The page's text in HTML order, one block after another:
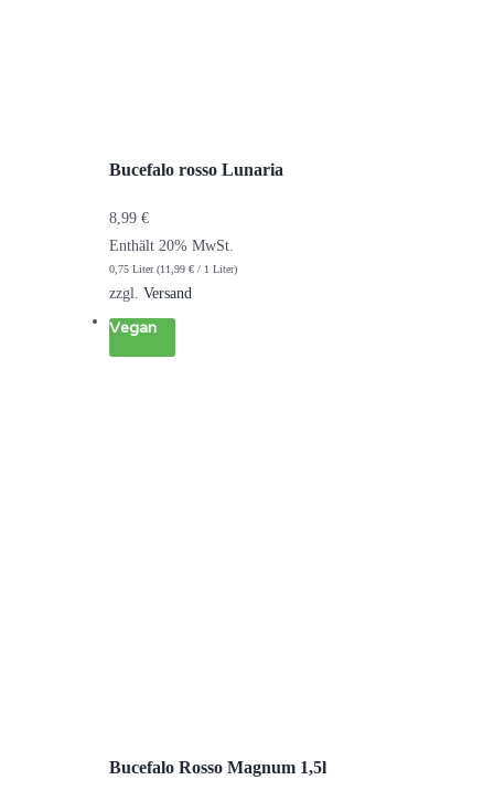
Bucefalo rosso Lunaria
8,99€
Enthält 20% MwSt.
0,75 Liter (11,99€ / 1 Liter)
zzgl.Versand
Vegan
Bucefalo Rosso Magnum 1,5l